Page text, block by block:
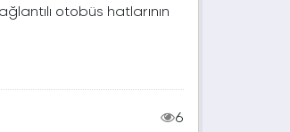
otobüs hatlarının
6